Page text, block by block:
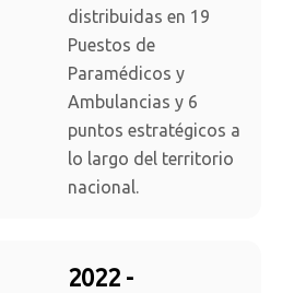
distribuidas en 19
Puestos de
Paramédicos y
Ambulancias y 6
puntos estratégicos a
lo largo del territorio
nacional.
2022 -